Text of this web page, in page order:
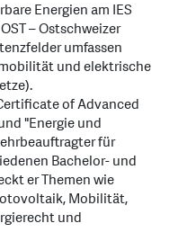
Energien am IES
– Ostschweizer
umfassen
und elektrische
of Advanced
"Energie und
für
Bachelor- und
er Themen wie
Mobilität,
und